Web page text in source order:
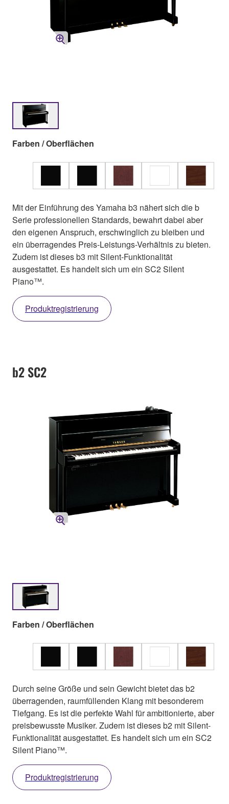
Farben / Oberflächen
Mit der Einführung des Yamaha b3 nähert sich die b
Serie professionellen Standards, bewahrt dabei aber
den eigenen Anspruch, erschwinglich zu bleiben und
ein überragendes Preis-Leistungs-Verhältnis zu bieten.
Zudem ist dieses b3 mit Silent-Funktionalität
ausgestattet. Es handelt sich um ein SC2 Silent
Piano™.
Produktregistrierung
b2 SC2
Farben / Oberflächen
Durch seine Größe und sein Gewicht bietet das b2
überragenden, raumfüllenden Klang mit besonderem
Tiefgang. Es ist die perfekte Wahl für ambitionierte, aber
preisbewusste Musiker. Zudem ist dieses b2 mit Silent-
Funktionalität ausgestattet. Es handelt sich um ein SC2
Silent Piano™.
Produktregistrierung